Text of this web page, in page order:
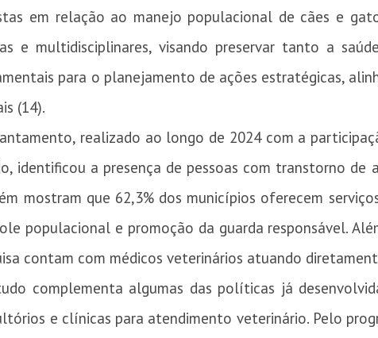
em relação ao manejo populacional de cães e
e multidisciplinares, visando preservar tanto a
para o planejamento de ações estratégicas,
(14).
realizado ao longo de 2024 com a
identificou a presença de pessoas com transtorno de
mostram que 62,3% dos municípios oferecem
populacional e promoção da guarda responsável.
contam com médicos veterinários atuando
complementa algumas das políticas já
e clínicas para atendimento veterinário. Pelo